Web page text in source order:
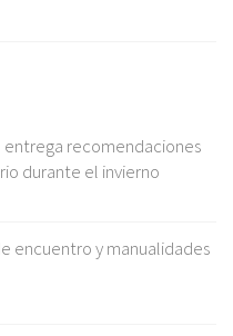
entrega recomendaciones
durante el invierno
encuentro y manualidades